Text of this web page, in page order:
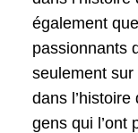
également
passionnants
seulement
dans
gens qui l’ont